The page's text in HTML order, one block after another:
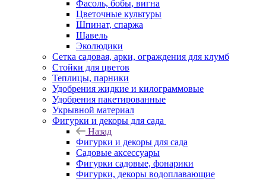
Фасоль, бобы, вигна
Цветочные культуры
Шпинат, спаржа
Щавель
Эколюдики
Сетка садовая, арки, ограждения для клумб
Стойки для цветов
Теплицы, парники
Удобрения жидкие и килограммовые
Удобрения пакетированные
Укрывной материал
Фигурки и декоры для сада
Назад
Фигурки и декоры для сада
Садовые аксессуары
Фигурки садовые, фонарики
Фигурки, декоры водоплавающие